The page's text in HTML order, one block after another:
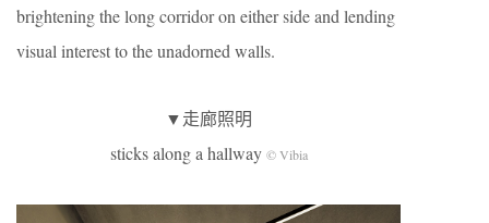
brightening the long corridor on either side and lending
visual interest to the unadorned walls.
▼走廊照明
sticks along a hallway © Vibia